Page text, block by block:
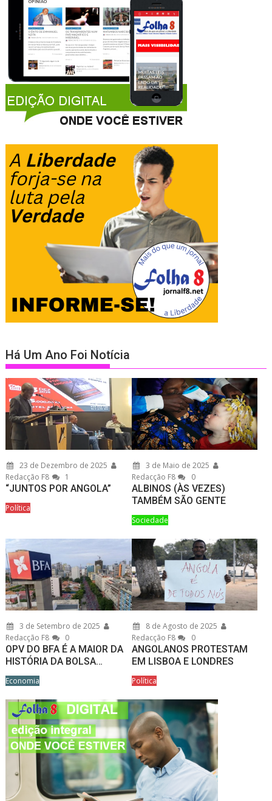
Há Um Ano Foi Notícia
23 de Dezembro de 2025
Redacção F8
1
“JUNTOS POR ANGOLA”
Política
3 de Maio de 2025
Redacção F8
0
ALBINOS (ÀS VEZES)
TAMBÉM SÃO GENTE
Sociedade
3 de Setembro de 2025
Redacção F8
0
OPV DO BFA É A MAIOR DA
HISTÓRIA DA BOLSA…
Economia
8 de Agosto de 2025
Redacção F8
0
ANGOLANOS PROTESTAM
EM LISBOA E LONDRES
Política